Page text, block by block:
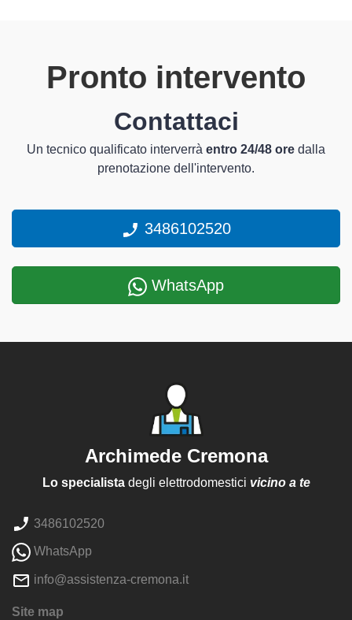
Pronto intervento
Contattaci
Un tecnico qualificato interverrà entro 24/48 ore dalla
prenotazione dell'intervento.
3486102520
WhatsApp
Archimede Cremona
Lo specialistadegli elettrodomestici vicino a te
3486102520
WhatsApp
info@assistenza-cremona.it
Site map